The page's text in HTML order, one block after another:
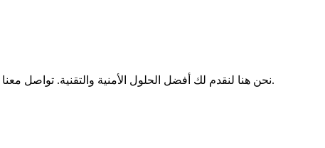
نحن هنا لنقدم لك أفضل الحلول الأمنية والتقنية. تواصل معنا لمعرفة كيف يمكننا المساعدة في تأمين وتبسيط العملية الخاصة بك.